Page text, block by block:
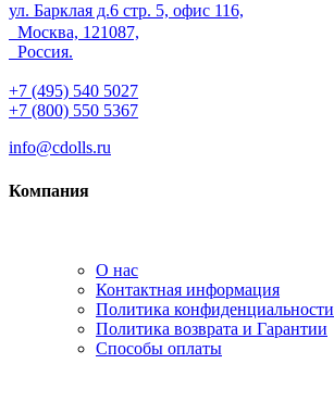
ул. Барклая д.6 стр. 5, офис 116,
Москва, 121087,
Россия.
+7 (495) 540 5027
+7 (800) 550 5367
info@cdolls.ru
Компания
О нас
Контактная информация
Политика конфиденциальности
Политика возврата и Гарантии
Способы оплаты